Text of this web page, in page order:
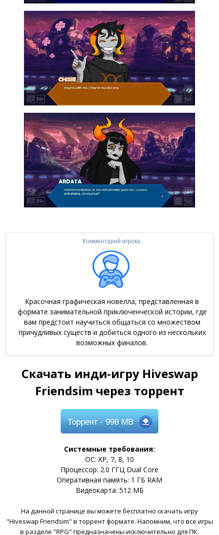
Комментарий игрока:
Красочная графическая новелла, представленная в
формате занимательной приключенческой истории, где
вам предстоит научиться общаться со множеством
причудливых существ и добиться одного из нескольких
возможных финалов.
Скачать инди-игру Hiveswap
Friendsim через торрент
Торрент- 998 MB
Системные требования:
ОС: XP, 7, 8, 10
Процессор: 2.0 ГГЦ Dual Core
Оперативная память: 1 ГБ RAM
Видеокарта: 512 МБ
На данной странице вы можете бесплатно скачать игру
"Hiveswap Friendsim" в торрент формате. Напомним, что все игры
в разделе "RPG" предназначены исключительно для ПК.